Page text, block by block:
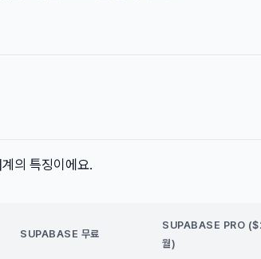
의 특징이에요.
SUPABASE 무료
SUPABASE PRO
월)